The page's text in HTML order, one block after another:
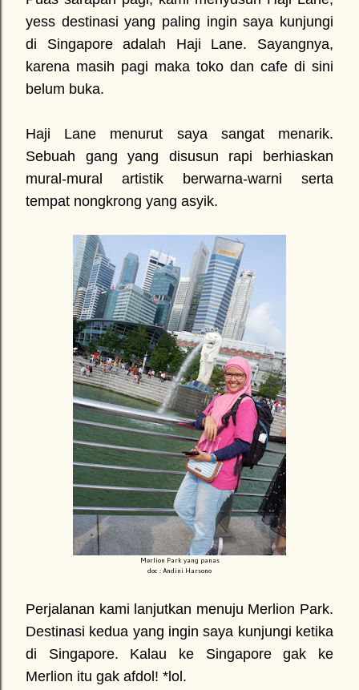
yess destinasi yang paling ingin saya kunjungi
di Singapore adalah Haji Lane. Sayangnya,
karena masih pagi maka toko dan cafe di sini
belum buka.
Haji Lane menurut saya sangat menarik.
Sebuah gang yang disusun rapi berhiaskan
mural-mural artistik berwarna-warni serta
tempat nongkrong yang asyik.
Merlion Park yang panas
doc : Andini Harsono
Perjalanan kami lanjutkan menuju Merlion Park.
Destinasi kedua yang ingin saya kunjungi ketika
di Singapore. Kalau ke Singapore gak ke
Merlion itu gak afdol! *lol.